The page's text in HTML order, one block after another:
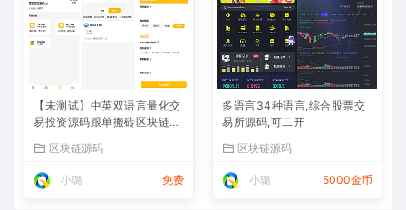
【未测试】中英双语言量化交
易投资源码跟单搬砖区块链交
+后端PHP
区块链源码
小璐 免费
多语言34种语言,综合股票交
易所源码,可二开
区块链源码
小璐 5000金币